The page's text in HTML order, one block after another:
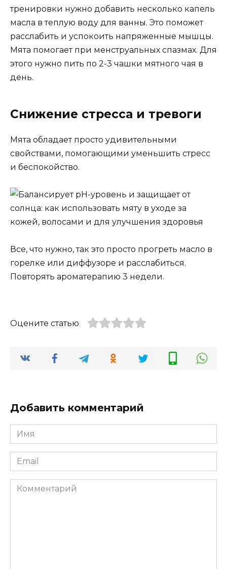
тренировки нужно добавить несколько капель
масла в теплую воду для ванны. Это поможет
расслабить и успокоить напряженные мышцы.
Мята помогает при менструальных спазмах. Для
этого нужно пить по 2-3 чашки мятного чая в
день.
Снижение стресса и тревоги
Мята обладает просто удивительными
свойствами, помогающими уменьшить стресс
и беспокойство.
Все, что нужно, так это просто прогреть масло в
горелке или диффузоре и расслабиться.
Повторять ароматерапию 3 недели.
Оцените статью
Добавить комментарий
Имя
*
Email
*
Комментарий